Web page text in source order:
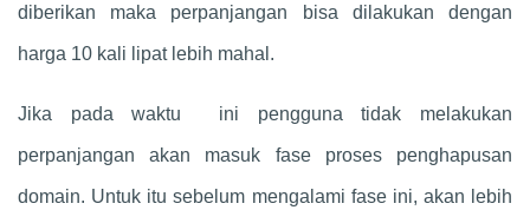
diberikan maka perpanjangan bisa dilakukan dengan
harga 10 kali lipat lebih mahal.
Jika pada waktu ini pengguna tidak melakukan
perpanjangan akan masuk fase proses penghapusan
domain. Untuk itu sebelum mengalami fase ini, akan lebih